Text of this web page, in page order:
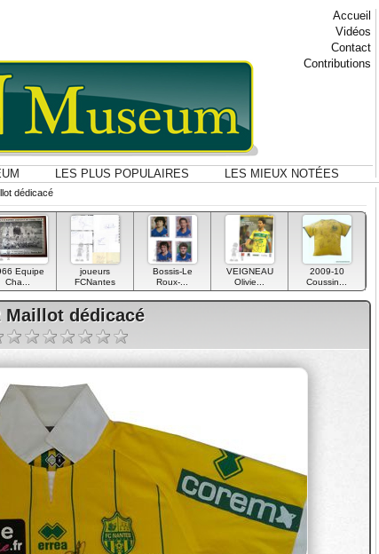
Accueil
Vidéos
Contact
Contributions
LES PLUS POPULAIRES LES MIEUX NOTÉES
dédicacé
Equipe
Cha...
joueurs
FCNantes
Bossis-Le
Roux-...
VEIGNEAU
Olivie...
2009-10
Coussin...
Maillot dédicacé